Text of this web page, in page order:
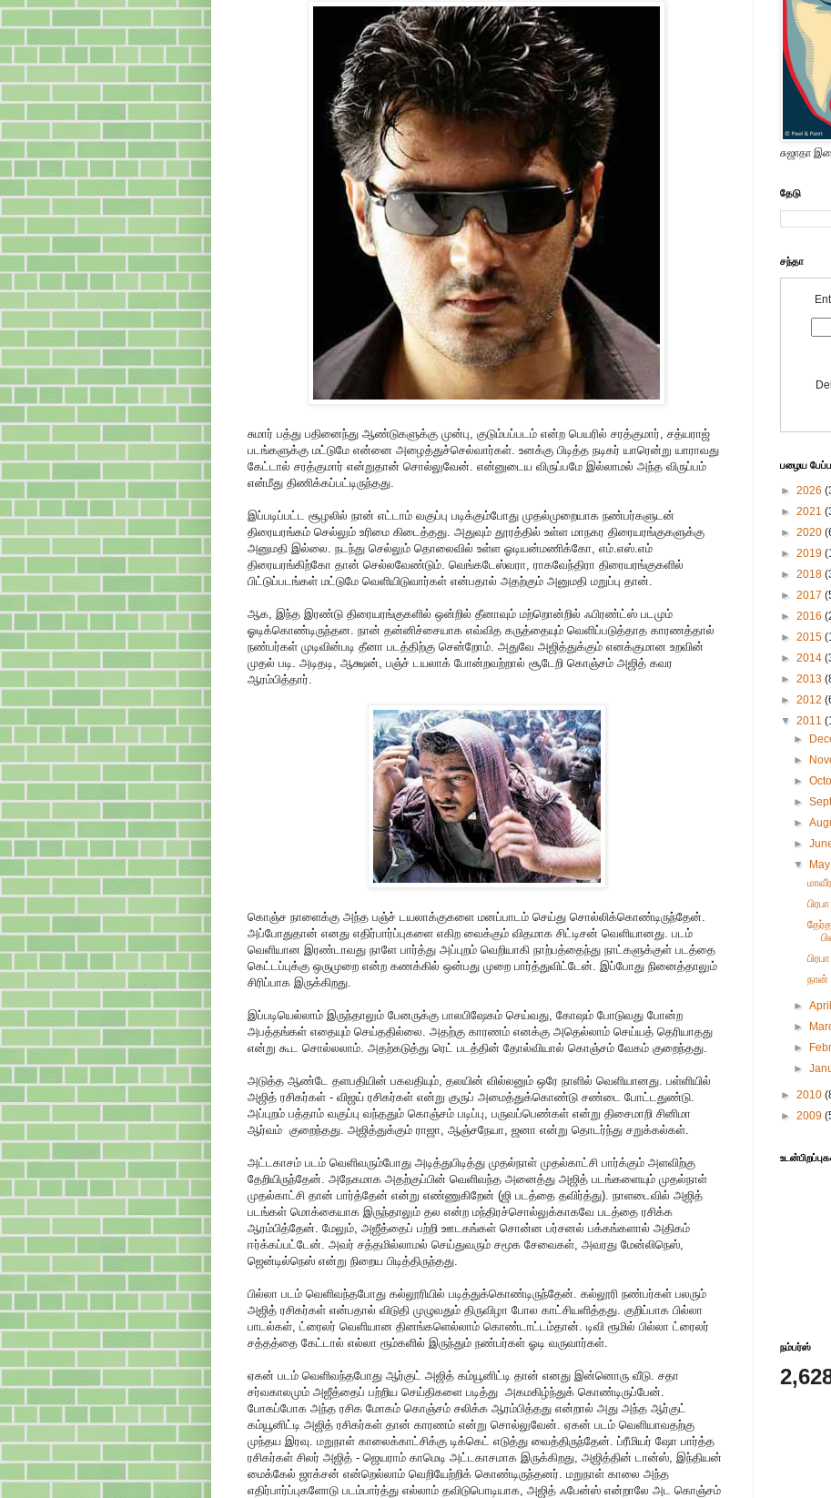
சுமார் பத்து பதினைந்து ஆண்டுகளுக்கு முன்பு, குடும்பப்படம் என்ற பெயரில் சரத்குமார், சத்யராஜ்
படங்களுக்கு மட்டுமே என்னை அழைத்துச்செல்வார்கள். உனக்கு பிடித்த நடிகர் யாரென்று யாராவது
கேட்டால் சரத்குமார் என்றுதான் சொல்லுவேன். என்னுடைய விருப்பமே இல்லாமல் அந்த விருப்பம்
என்மீது திணிக்கப்பட்டிருந்தது.
இப்படிப்பட்ட சூழலில் நான் எட்டாம் வகுப்பு படிக்கும்போது முதல்முறையாக நண்பர்களுடன்
திரையரங்கம் செல்லும் உரிமை கிடைத்தது. அதுவும் தூரத்தில் உள்ள மாநகர திரையரங்குகளுக்கு
அனுமதி இல்லை. நடந்து செல்லும் தொலைவில் உள்ள ஓடியன்மணிக்கோ, எம்.எஸ்.எம்
திரையரங்கிற்கோ தான் செல்லவேண்டும். வெங்கடேஸ்வரா, ராகவேந்திரா திரையரங்குகளில்
பிட்டுப்படங்கள் மட்டுமே வெளியிடுவார்கள் என்பதால் அதற்கும் அனுமதி மறுப்பு தான்.
ஆக, இந்த இரண்டு திரையரங்குகளில் ஒன்றில் தீனாவும் மற்றொன்றில் ஃபிரண்ட்ஸ் படமும்
ஓடிக்கொண்டிருந்தன. நான் தன்னிச்சையாக எவ்வித கருத்தையும் வெளிப்படுத்தாத காரணத்தால்
நண்பர்கள் முடிவின்படி தீனா படத்திற்கு சென்றோம். அதுவே அஜித்துக்கும் எனக்குமான உறவின்
முதல் படி. அடிதடி, ஆக்ஷன், பஞ்ச் டயலாக் போன்றவற்றால் சூடேறி கொஞ்சம் அஜித் கவர
ஆரம்பித்தார்.
கொஞ்ச நாளைக்கு அந்த பஞ்ச் டயலாக்குகளை மனப்பாடம் செய்து சொல்லிக்கொண்டிருந்தேன்.
அப்போதுதான் எனது எதிர்பார்ப்புகளை எகிற வைக்கும் விதமாக சிட்டிசன் வெளியானது. படம்
வெளியான இரண்டாவது நாளே பார்த்து அப்புறம் வெறியாகி நாற்பத்தைந்து நாட்களுக்குள் படத்தை
கெட்டப்புக்கு ஒருமுறை என்ற கணக்கில் ஒன்பது முறை பார்த்துவிட்டேன். இப்போது நினைத்தாலும்
சிரிப்பாக இருக்கிறது.
இப்படியெல்லாம் இருந்தாலும் பேனருக்கு பாலபிஷேகம் செய்வது, கோஷம் போடுவது போன்ற
அபத்தங்கள் எதையும் செய்ததில்லை. அதற்கு காரணம் எனக்கு அதெல்லாம் செய்யத் தெரியாதது
என்று கூட சொல்லலாம். அதற்கடுத்து ரெட் படத்தின் தோல்வியால் கொஞ்சம் வேகம் குறைந்தது.
அடுத்த ஆண்டே தளபதியின் பகவதியும், தலயின் வில்லனும் ஒரே நாளில் வெளியானது. பள்ளியில்
அஜித் ரசிகர்கள் - விஜய் ரசிகர்கள் என்று குருப் அமைத்துக்கொண்டு சண்டை போட்டதுண்டு.
அப்புறம் பத்தாம் வகுப்பு வந்ததும் கொஞ்சம் படிப்பு, பருவப்பெண்கள் என்று திசைமாறி சினிமா
ஆர்வம் குறைந்தது. அஜித்துக்கும் ராஜா, ஆஞ்சநேயா, ஜனா என்று தொடர்ந்து சறுக்கல்கள்.
அட்டகாசம் படம் வெளிவரும்போது அடித்துபிடித்து முதல்நாள் முதல்காட்சி பார்க்கும் அளவிற்கு
தேறியிருந்தேன். அநேகமாக அதற்குப்பின் வெளிவந்த அனைத்து அஜித் படங்களையும் முதல்நாள்
முதல்காட்சி தான் பார்த்தேன் என்று எண்ணுகிறேன் (ஜி படத்தை தவிர்த்து). நாளடைவில் அஜித்
படங்கள் மொக்கையாக இருந்தாலும் தல என்ற மந்திரச்சொல்லுக்காகவே படத்தை ரசிக்க
ஆரம்பித்தேன். மேலும், அஜீத்தைப் பற்றி ஊடகங்கள் சொன்ன பர்சனல் பக்கங்களால் அதிகம்
ஈர்க்கப்பட்டேன். அவர் சத்தமில்லாமல் செய்துவரும் சமூக சேவைகள், அவரது மேன்லிநெஸ்,
ஜென்டில்நெஸ் என்று நிறைய பிடித்திருந்தது.
பில்லா படம் வெளிவந்தபோது கல்லூரியில் படித்துக்கொண்டிருந்தேன். கல்லூரி நண்பர்கள் பலரும்
அஜித் ரசிகர்கள் என்பதால் விடுதி முழுவதும் திருவிழா போல காட்சியளித்தது. குறிப்பாக பில்லா
பாடல்கள், ட்ரைலர் வெளியான தினங்களெல்லாம் கொண்டாட்டம்தான். டிவி ரூமில் பில்லா ட்ரைலர்
சத்தத்தை கேட்டால் எல்லா ரூம்களில் இருந்தும் நண்பர்கள் ஓடி வருவார்கள்.
ஏகன் படம் வெளிவந்தபோது ஆர்குட் அஜித் கம்யூனிட்டி தான் எனது இன்னொரு வீடு. சதா
சர்வகாலமும் அஜீத்தைப் பற்றிய செய்திகளை படித்து அகமகிழ்ந்துக் கொண்டிருப்பேன்.
போகப்போக அந்த ரசிக மோகம் கொஞ்சம் சலிக்க ஆரம்பித்தது என்றால் அது அந்த ஆர்குட்
கம்யூனிட்டி அஜித் ரசிகர்கள் தான் காரணம் என்று சொல்லுவேன். ஏகன் படம் வெளியாவதற்கு
முந்தய இரவு. மறுநாள் காலைக்காட்சிக்கு டிக்கெட் எடுத்து வைத்திருந்தேன். ப்ரீமியர் ஷோ பார்த்த
ரசிகர்கள் சிலர் அஜித் - ஜெயராம் காமெடி அட்டகாசமாக இருக்கிறது, அஜித்தின் டான்ஸ், இந்தியன்
மைக்கேல் ஜாக்சன் என்றெல்லாம் வெறியேற்றிக் கொண்டிருந்தனர். மறுநாள் காலை அந்த
எதிர்பார்ப்புகளோடு படம்பார்த்து எல்லாம் தவிடுபொடியாக, அஜித் ஃபேன்ஸ் என்றாலே அட கொஞ்சம்
சுஜாதா
தேடு
சந்தா
பழைய
► 2026
► 2021
► 2020
► 2019
► 2018
► 2017
► 2016
► 2015
► 2014
► 2013
► 2012
▼ 2011
►
►
►
►
►
►
▼
நான்
►
►
►
►
► 2010
► 2009
நம்பர்ஸ்